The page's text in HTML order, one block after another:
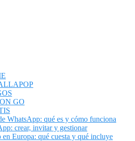
GO
WhatsApp: qué es y cómo funciona
crear, invitar y gestionar
Europa: qué cuesta y qué incluye